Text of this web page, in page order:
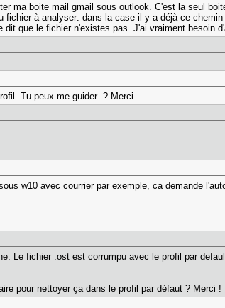
ma boite mail gmail sous outlook. C'est la seul
fichier à analyser: dans la case il y a déjà ce
que le fichier n'existes pas. J'ai vraiment besoin
Tu peux me guider ? Merci
w10 avec courrier par exemple, ca demande
Le fichier .ost est corrumpu avec le profil par
pour nettoyer ça dans le profil par défaut ? Merci !